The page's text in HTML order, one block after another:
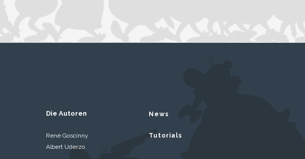
Die Autoren
René Goscinny
Albert Uderzo
News
Tutorials